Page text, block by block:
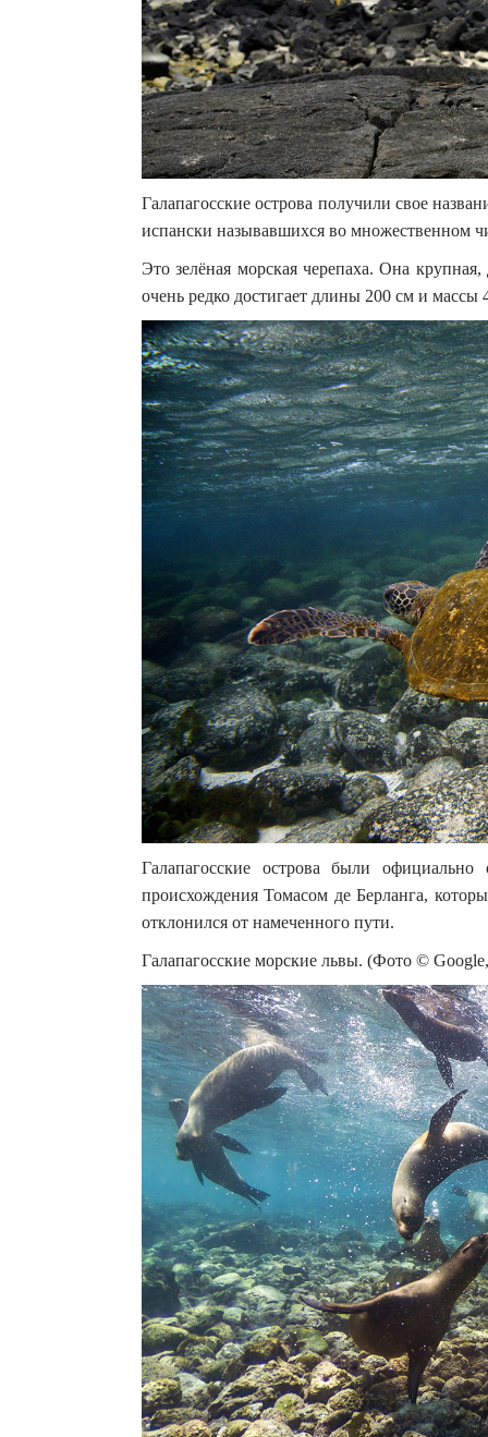
Галапагосские острова получили свое
испански называвшихся во множественном
Это зелёная морская черепаха. Она
очень редко достигает длины 200 см и
Галапагосские острова были
происхождения Томасом де Берланга,
отклонился от намеченного пути.
Галапагосские морские львы. (Фото ©